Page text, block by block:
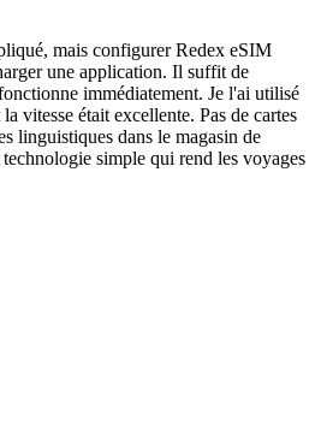
mais configurer Redex eSIM
une application. Il suffit de
immédiatement. Je l'ai utilisé
vitesse était excellente. Pas de cartes
linguistiques dans le magasin de
simple qui rend les voyages